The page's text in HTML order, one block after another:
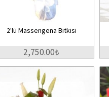
2'lü Massengena Bitkisi
2,750.00₺